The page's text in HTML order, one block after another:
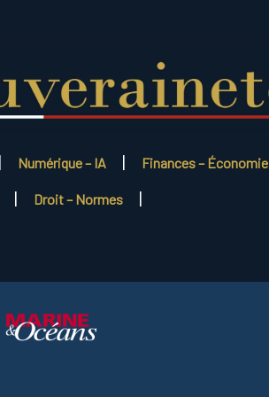
Numérique – IA Finances – Économie
Droit – Normes